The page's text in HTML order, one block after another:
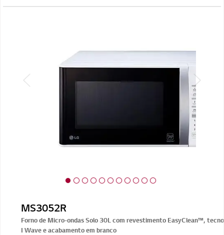
MS3052R
Forno de Micro-ondas Solo 30L com revestimento EasyClean™,
I Wave e acabamento em branco